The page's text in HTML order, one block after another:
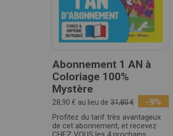
Abonnement 1 AN à
Coloriage 100%
Mystère
28,90 € au lieu de 31,80 € -9%
Profitez du tarif très avantageux
de cet abonnement, et recevez